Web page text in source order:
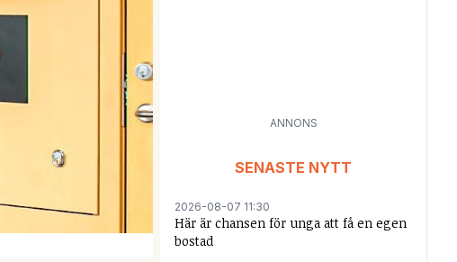
ANNONS
SENASTE NYTT
2026-08-07 11:30
Här är chansen för unga att få en egen
bostad